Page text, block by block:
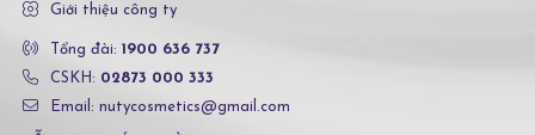
Giới thiệu công ty
Tổng đài: 1900 636 737
CSKH: 02873 000 333
Email: nutycosmetics@gmail.com